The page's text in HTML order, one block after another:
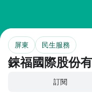
錸福國際股份
屏東 民生服務
訂閱